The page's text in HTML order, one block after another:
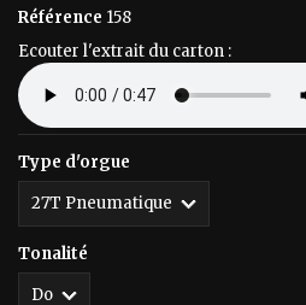
Référence 158
Ecouter l'extrait du carton :
Type d'orgue
Tonalité